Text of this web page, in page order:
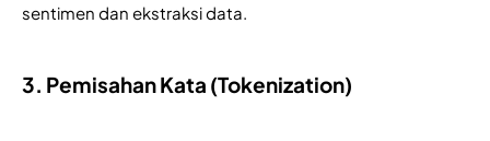
sentimen dan ekstraksi data.
3. Pemisahan Kata (Tokenization)